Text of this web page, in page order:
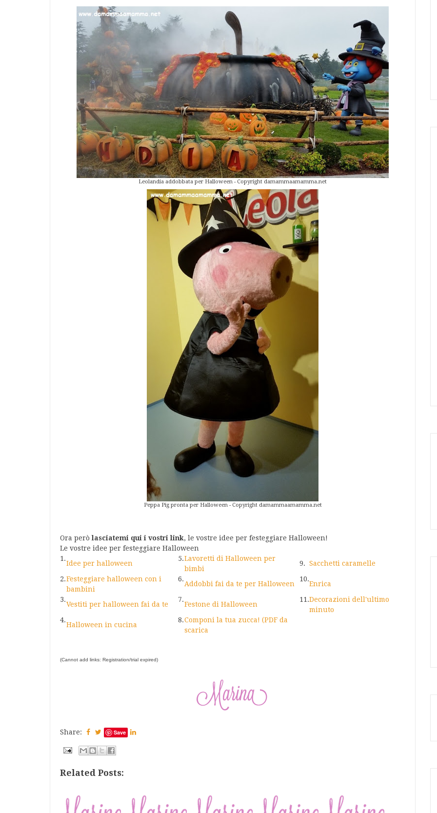
Leolandia addobbata per Halloween - Copyright damammaamamma.net
Peppa Pig pronta per Halloween - Copyright damammaamamma.net
Ora peròlasciatemi qui i vostri link, le vostre idee per festeggiare Halloween!
Le vostre idee per festeggiare Halloween
1.
Idee per halloween
5.Lavoretti di Halloween per
bimbi
9. Sacchetti caramelle
2.Festeggiare halloween con i
bambini
6.
Addobbi fai da te per Halloween
10.
Enrica
3.
Vestiti per halloween fai da te
7.
Festone di Halloween
11.Decorazioni dell'ultimo
minuto
4.
Halloween in cucina
8.Componi la tua zucca! (PDF da
scarica
(Cannot add links: Registration/trial expired)
Share: Save
Related Posts: